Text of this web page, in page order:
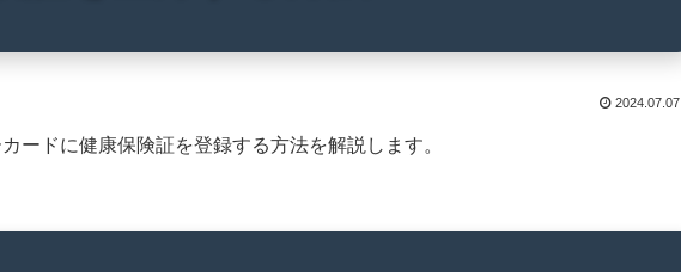
2024.07.07
ードに健康保険証を登録する方法を解説します。